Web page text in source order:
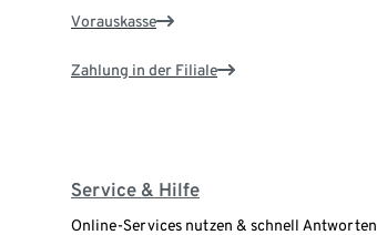
Vorauskasse
Zahlung in der Filiale
Service & Hilfe
Online-Services nutzen & schnell Antworten